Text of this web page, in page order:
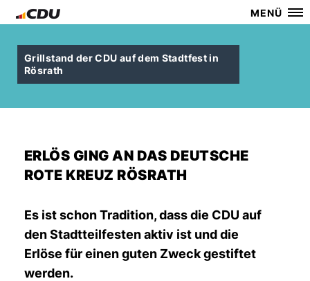
MENÜ
Grillstand der CDU auf dem Stadtfest in
Rösrath
ERLÖS GING AN DAS DEUTSCHE
ROTE KREUZ RÖSRATH
Es ist schon Tradition, dass die CDU auf
den Stadtteilfesten aktiv ist und die
Erlöse für einen guten Zweck gestiftet
werden.